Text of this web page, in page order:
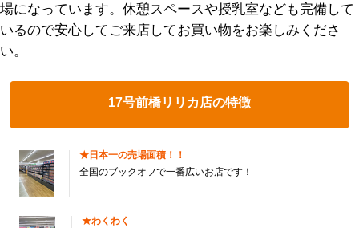
場になっています。休憩スペースや授乳室なども完備して
いるので安心してご来店してお買い物をお楽しみくださ
い。
17号前橋リリカ店の特徴
★日本一の売場面積！！
全国のブックオフで一番広いお店です！
★わくわく